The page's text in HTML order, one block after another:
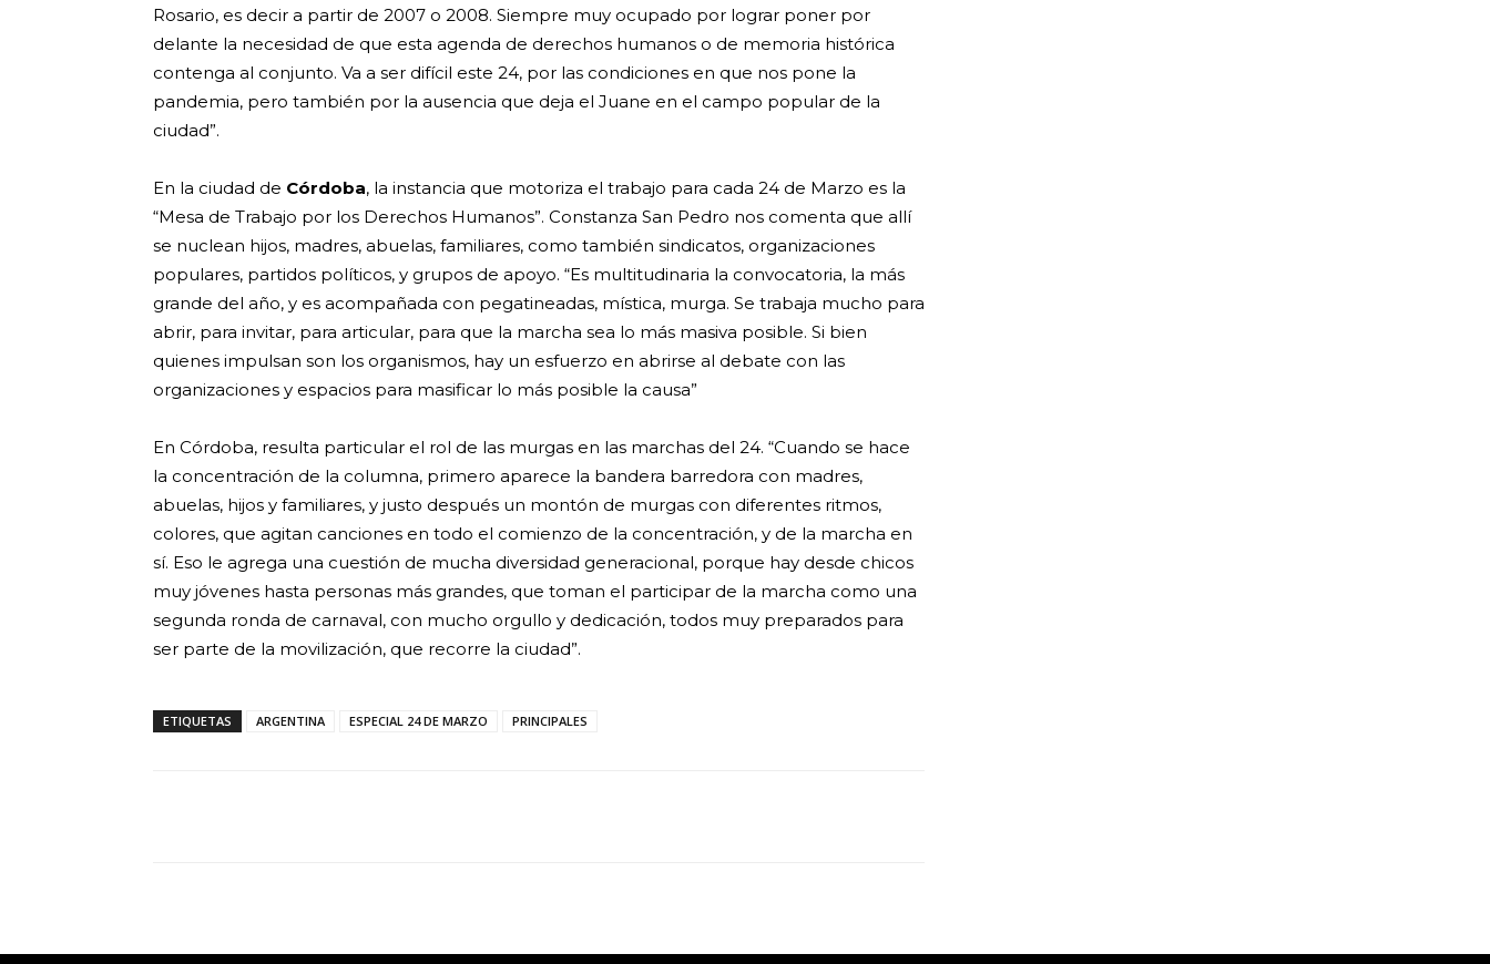
Rosario, es decir a partir de 2007 o 2008. Siempre muy ocupado por lograr poner por
delante la necesidad de que esta agenda de derechos humanos o de memoria histórica
contenga al conjunto. Va a ser difícil este 24, por las condiciones en que nos pone la
pandemia, pero también por la ausencia que deja el Juane en el campo popular de la
ciudad”.
En la ciudad de Córdoba, la instancia que motoriza el trabajo para cada 24 de Marzo es la
“Mesa de Trabajo por los Derechos Humanos”. Constanza San Pedro nos comenta que allí
se nuclean hijos, madres, abuelas, familiares, como también sindicatos, organizaciones
populares, partidos políticos, y grupos de apoyo. “Es multitudinaria la convocatoria, la más
grande del año, y es acompañada con pegatineadas, mística, murga. Se trabaja mucho para
abrir, para invitar, para articular, para que la marcha sea lo más masiva posible. Si bien
quienes impulsan son los organismos, hay un esfuerzo en abrirse al debate con las
organizaciones y espacios para masificar lo más posible la causa”
En Córdoba, resulta particular el rol de las murgas en las marchas del 24. “Cuando se hace
la concentración de la columna, primero aparece la bandera barredora con madres,
abuelas, hijos y familiares, y justo después un montón de murgas con diferentes ritmos,
colores, que agitan canciones en todo el comienzo de la concentración, y de la marcha en
sí. Eso le agrega una cuestión de mucha diversidad generacional, porque hay desde chicos
muy jóvenes hasta personas más grandes, que toman el participar de la marcha como una
segunda ronda de carnaval, con mucho orgullo y dedicación, todos muy preparados para
ser parte de la movilización, que recorre la ciudad”.
ETIQUETAS ARGENTINA ESPECIAL 24 DE MARZO PRINCIPALES